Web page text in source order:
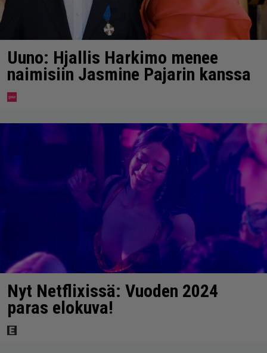
Uuno: Hjallis Harkimo menee
naimisiin Jasmine Pajarin kanssa
Nyt Netflixissä: Vuoden 2024
paras elokuva!